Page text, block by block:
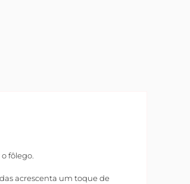
fôlego.
acrescenta um toque de